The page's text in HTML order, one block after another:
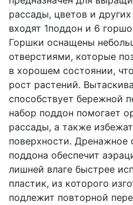
рассады, цветов и
входят 1поддон и 6
Горшки оснащены
отверстиями, которые
в хорошем состоянии,
рост растений.
способствует бережной
набор поддон помогает
рассады, а также
поверхности. Дренажное
поддона обеспечит
лишней влаге быстрее
пластик, из которого
подлежит повторной